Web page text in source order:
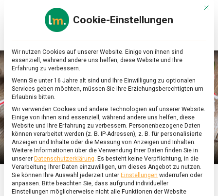
Online-
Magazin
zu
&
Ernährung
ERNÄHRUNG & GESUNDHEIT/FEATURED/KULTUR
Mit
Cookie-Einstellungen
Wir nutzen Cookies auf unserer Website. Einige von ihnen sind
essenziell, während andere uns helfen, diese Website und Ihre
Erfahrung zu verbessern.
Wenn Sie unter 16 Jahre alt sind und Ihre Einwilligung zu optionalen
Services geben möchten, müssen Sie Ihre Erziehungsberechtigten um
Erlaubnis bitten.
Wir verwenden Cookies und andere Technologien auf unserer Website.
Einige von ihnen sind essenziell, während andere uns helfen, diese
Website und Ihre Erfahrung zu verbessern. Personenbezogene Daten
können verarbeitet werden (z. B. IP-Adressen), z. B. für personalisierte
Anzeigen und Inhalte oder die Messung von Anzeigen und Inhalten.
Weitere Informationen über die Verwendung Ihrer Daten finden Sie in
unserer Datenschutzerklärung. Es besteht keine Verpflichtung, in die
Verarbeitung Ihrer Daten einzuwilligen, um dieses Angebot zu nutzen.
Sie können Ihre Auswahl jederzeit unter Einstellungen widerrufen oder
anpassen. Bitte beachten Sie, dass aufgrund individueller
Einstellungen möglicherweise nicht alle Funktionen der Website